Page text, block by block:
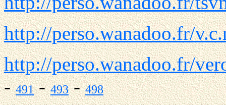
http://perso.wanadoo.fr/
http://perso.wanadoo.fr/
-491-493-498